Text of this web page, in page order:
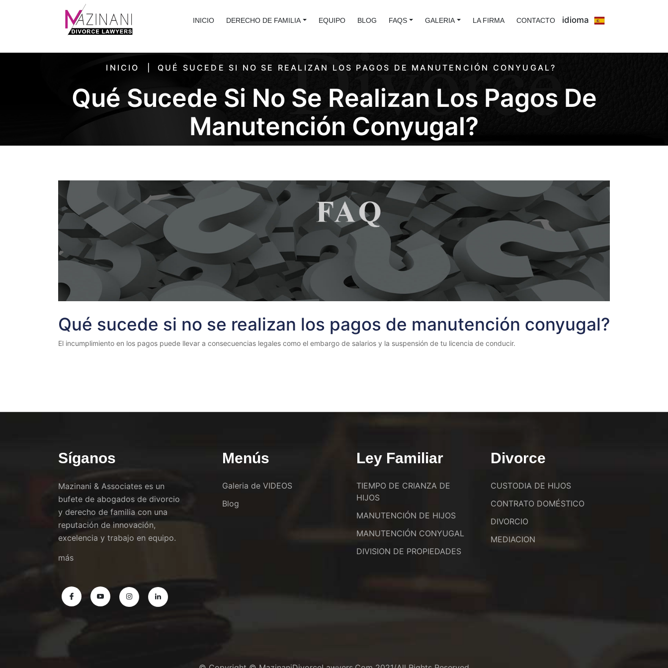
INICIO DERECHO DE FAMILIA EQUIPO BLOG FAQS GALERIA LA FIRMA CONTACTO idioma
INICIO QUÉ SUCEDE SI NO SE REALIZAN LOS PAGOS DE MANUTENCIÓN CONYUGAL?
Qué Sucede Si No Se Realizan Los Pagos De
Manutención Conyugal?
Qué sucede si no se realizan los pagos de manutención conyugal?
El incumplimiento en los pagos puede llevar a consecuencias legales como el embargo de salarios y la suspensión de tu licencia de conducir.
Síganos
Mazinani & Associates es un
bufete de abogados de divorcio
y derecho de familia con una
reputación de innovación,
excelencia y trabajo en equipo.
más
Menús
Galeria de VIDEOS
Blog
Ley Familiar
TIEMPO DE CRIANZA DE
HIJOS
MANUTENCIÓN DE HIJOS
MANUTENCIÓN CONYUGAL
DIVISION DE PROPIEDADES
Divorce
CUSTODIA DE HIJOS
CONTRATO DOMÉSTICO
DIVORCIO
MEDIACION